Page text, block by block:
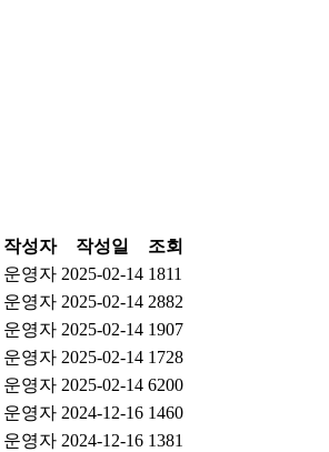
작성자 작성일
조회
운영자 2025-02-14 1811
운영자 2025-02-14 2882
운영자 2025-02-14 1907
운영자 2025-02-14 1728
운영자 2025-02-14 6200
운영자 2024-12-16 1460
운영자 2024-12-16 1381